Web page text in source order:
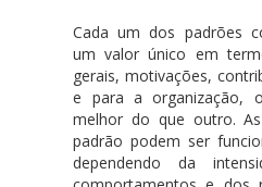
Cada um dos padrões
um valor único em
gerais, motivações,
e para a organização,
melhor do que outro.
padrão podem ser
dependendo da